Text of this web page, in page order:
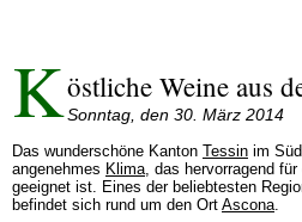
Köstliche Weine aus
Sonntag, den 30. März 2014
Das wunderschöne Kanton Tessin im
angenehmes Klima, das hervorragend für
geeignet ist. Eines der beliebtesten
befindet sich rund um den Ort Ascona.